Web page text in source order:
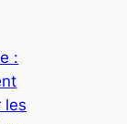
:
les